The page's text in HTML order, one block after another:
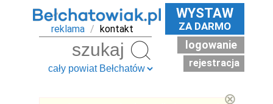
reklama / kontakt
WYSTAW
ZA DARMO
logowanie
rejestracja
⊗